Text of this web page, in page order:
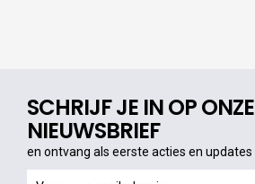
SCHRIJF JE IN OP ONZE
NIEUWSBRIEF
en ontvang als eerste acties en updates